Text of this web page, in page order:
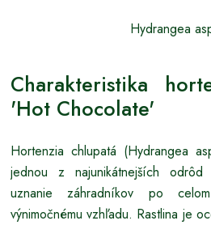
Hydrangea
Charakteristika
'Hot Chocolate'
Hortenzia chlupatá (Hydrangea
jednou z najunikátnejších
uznanie záhradníkov po
výnimočnému vzhľadu. Rastlina je